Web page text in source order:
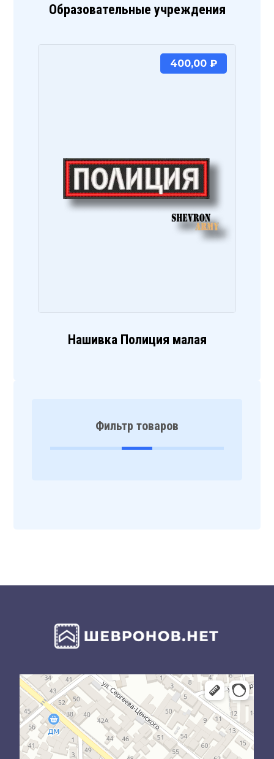
Образовательные учреждения
Нашивка Полиция малая
400,00 ₽
Фильтр товаров